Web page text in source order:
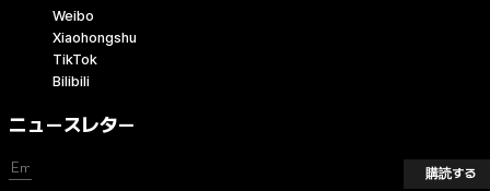
Weibo
Xiaohongshu
TikTok
Bilibili
ニュースレター
購読する